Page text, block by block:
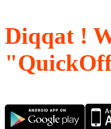
Diqqat !